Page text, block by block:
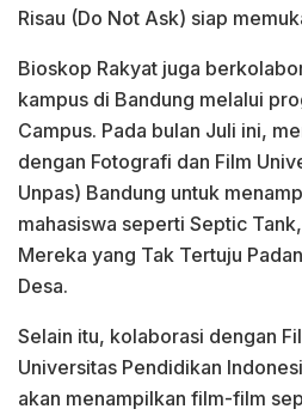
Risau (Do Not Ask) siap
Bioskop Rakyat juga
kampus di Bandung melalui
Campus. Pada bulan Juli ini,
dengan Fotografi dan Film
Unpas) Bandung untuk
mahasiswa seperti Septic
Mereka yang Tak Tertuju
Desa.
Selain itu, kolaborasi dengan
Universitas Pendidikan
akan menampilkan film-film